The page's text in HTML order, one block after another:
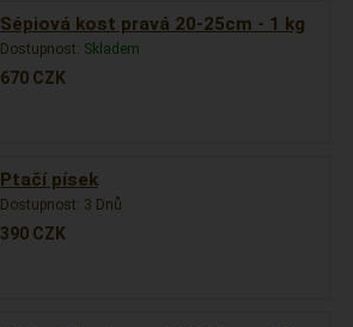
Sépiová kost pravá 20-25cm - 1 kg
Dostupnost: Skladem
670 CZK
Ptačí písek
Dostupnost: 3 Dnů
390 CZK